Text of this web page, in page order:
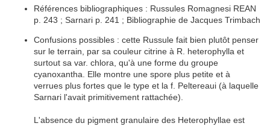
Références bibliographiques : Russules Romagnesi REAN
p. 243 ; Sarnari p. 241 ; Bibliographie de Jacques Trimbach
Confusions possibles : cette Russule fait bien plutôt penser
sur le terrain, par sa couleur citrine à R. heterophylla et
surtout sa var. chlora, qu'à une forme du groupe
cyanoxantha. Elle montre une spore plus petite et à
verrues plus fortes que le type et la f. Peltereaui (à laquelle
Sarnari l'avait primitivement rattachée).
L'absence du pigment granulaire des Heterophyllae est